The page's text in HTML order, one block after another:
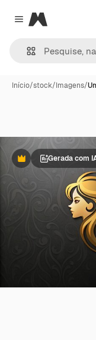
Close menu
Magnific
Início/stock/Imagens/
PremiumGerada com